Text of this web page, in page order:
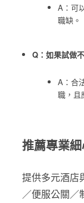
A：可
職缺。
Q：如果試做
A：合
職，且
推薦專業
提供多元酒店
／便服公關／